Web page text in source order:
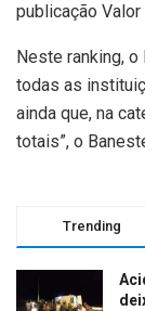
publicação
Neste ranking,
todas as
ainda que, na
totais”, o
Trending